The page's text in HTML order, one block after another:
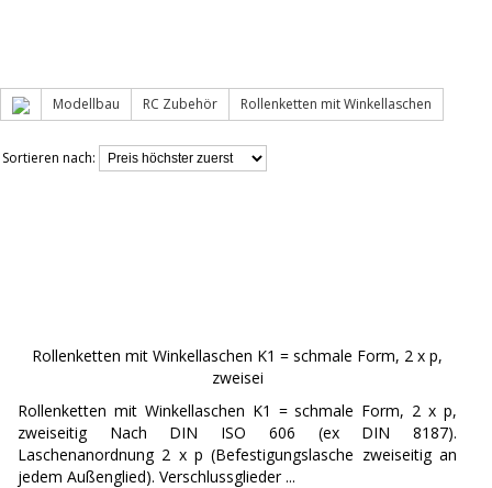
Modellbau RC Zubehör Rollenketten mit Winkellaschen
Sortieren nach:
Rollenketten mit Winkellaschen K1 = schmale Form, 2 x p,
zweisei
Rollenketten mit Winkellaschen K1 = schmale Form, 2 x p,
zweiseitig Nach DIN ISO 606 (ex DIN 8187).
Laschenanordnung 2 x p (Befestigungslasche zweiseitig an
jedem Außenglied). Verschlussglieder ...